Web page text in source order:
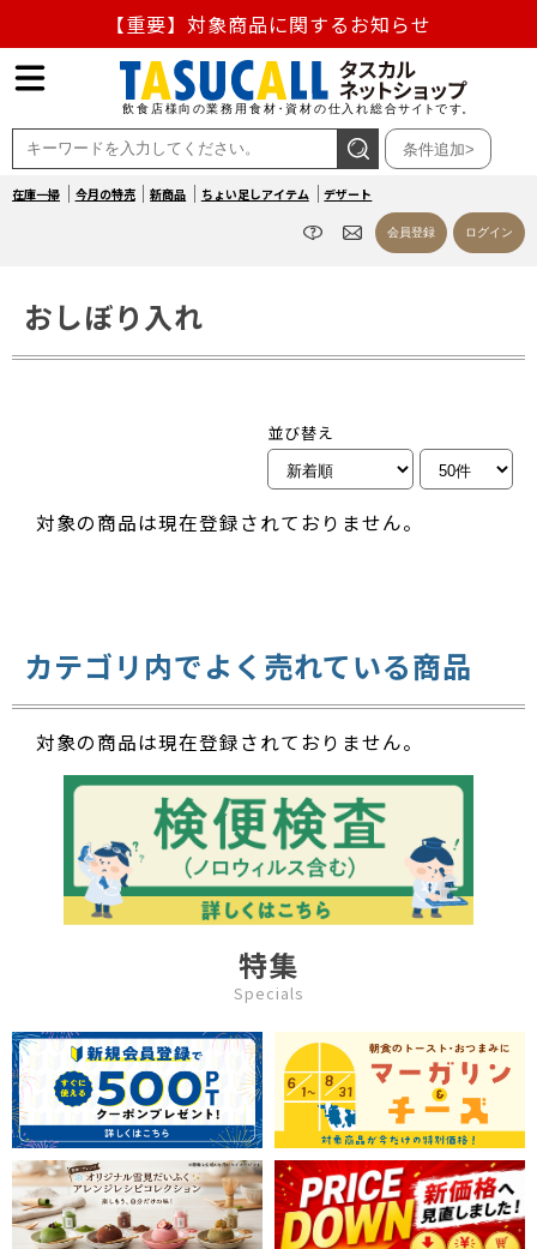
【重要】対象商品に関するお知らせ
【重要】熊本地震の影響による商品出荷停止のお知らせ
熊本県熊本地方を震源とする地震の影響によるお荷物のお
届け遅延について
条件追加>
在庫一掃 今月の特売 新商品 ちょい足しアイテム デザート
会員登録 ログイン
おしぼり入れ
並び替え
対象の商品は現在登録されておりません。
カテゴリ内でよく売れている商品
対象の商品は現在登録されておりません。
特集
Specials